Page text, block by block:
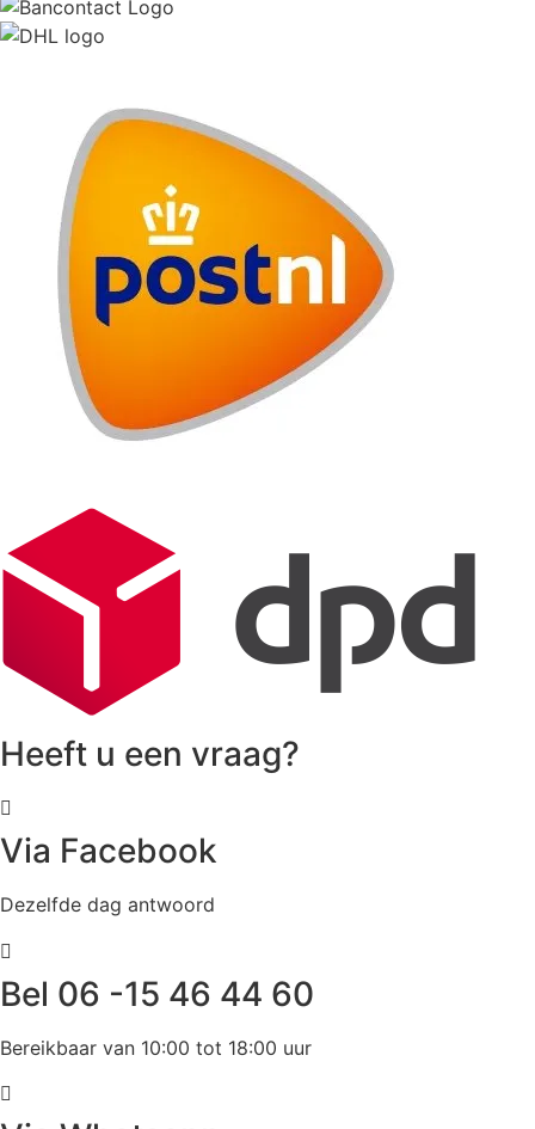
Heeft u een vraag?
Via Facebook
Dezelfde dag antwoord
Bel 06 -15 46 44 60
Bereikbaar van 10:00 tot 18:00 uur